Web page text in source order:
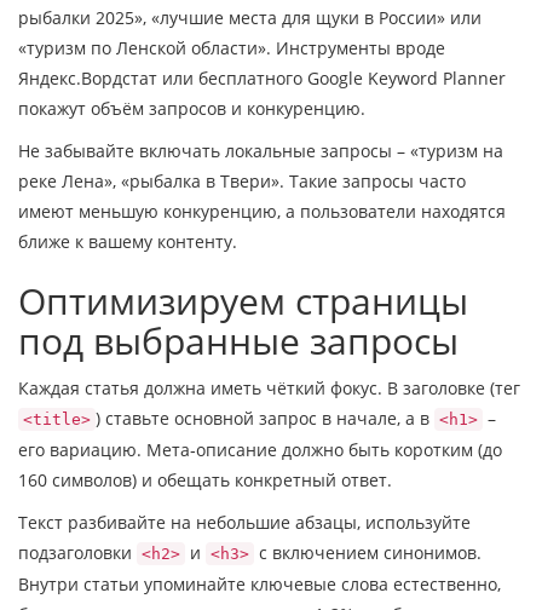
рыбалки 2025», «лучшие места для щуки в России» или
«туризм по Ленской области». Инструменты вроде
Яндекс.Вордстат или бесплатного Google Keyword Planner
покажут объём запросов и конкуренцию.
Не забывайте включать локальные запросы – «туризм на
реке Лена», «рыбалка в Твери». Такие запросы часто
имеют меньшую конкуренцию, а пользователи находятся
ближе к вашему контенту.
Оптимизируем страницы
под выбранные запросы
Каждая статья должна иметь чёткий фокус. В заголовке (тег
<title> ) ставьте основной запрос в начале, а в <h1> –
его вариацию. Мета‑описание должно быть коротким (до
160 символов) и обещать конкретный ответ.
Текст разбивайте на небольшие абзацы, используйте
подзаголовки <h2> и <h3> с включением синонимов.
Внутри статьи упоминайте ключевые слова естественно,